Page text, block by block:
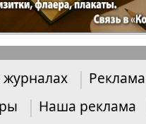
Рейнская газета
Русская Мысль
журналах
Наша реклама